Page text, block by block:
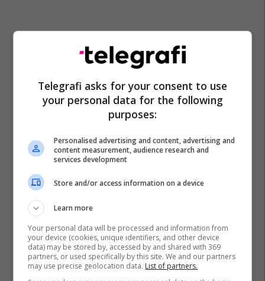
Telegrafi asks for your consent to use
your personal data for the following
purposes:
Personalised advertising and content, advertising and
content measurement, audience research and
services development
Store and/or access information on a device
Learn more
Your personal data will be processed and information from
your device (cookies, unique identifiers, and other device
data) may be stored by, accessed by and shared with 369
partners, or used specifically by this site. We and our partners
may use precise geolocation data. List of partners.